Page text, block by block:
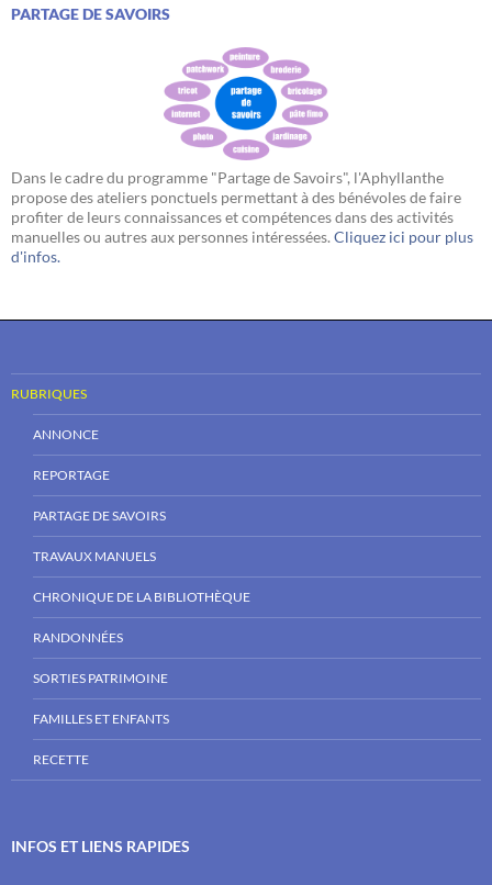
PARTAGE DE SAVOIRS
Dans le cadre du programme "Partage de Savoirs", l'Aphyllanthe
propose des ateliers ponctuels permettant à des bénévoles de faire
profiter de leurs connaissances et compétences dans des activités
manuelles ou autres aux personnes intéressées. Cliquez ici pour plus
d'infos.
RUBRIQUES
ANNONCE
REPORTAGE
PARTAGE DE SAVOIRS
TRAVAUX MANUELS
CHRONIQUE DE LA BIBLIOTHÈQUE
RANDONNÉES
SORTIES PATRIMOINE
FAMILLES ET ENFANTS
RECETTE
INFOS ET LIENS RAPIDES